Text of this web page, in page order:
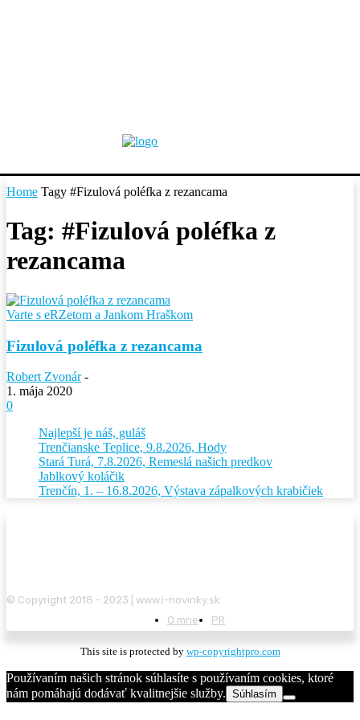
Home Tagy #Fizulová poléfka z rezancama
Tag: #Fizulová poléfka z
rezancama
Varte s eRZetom a Jankom Hraškom
Fizulová poléfka z rezancama
Robert Zvonár -
1. mája 2020
0
Najlepší je náš, guláš
Trenčianske Teplice, 9.8.2026, Hody
Stará Turá, 7.8.2026, Remeslá našich predkov
Jablkový koláčik
Trenčín, 1. – 16.8.2026, Výstava zápalkových krabičiek
© Copyright 2018 - 2023 | www.i-novinky.sk
O mne
PR
This site is protected by wp-copyrightpro.com
Používaním našich stránok súhlasíte s používaním cookies, ktoré
nám pomáhajú dodávať kvalitnejšie služby. Súhlasím